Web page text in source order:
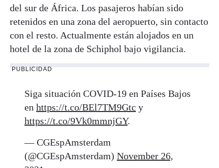
del sur de África. Los pasajeros habían sido
retenidos en una zona del aeropuerto, sin contacto
con el resto. Actualmente están alojados en un
hotel de la zona de Schiphol bajo vigilancia.
PUBLICIDAD
Siga situación COVID-19 en Países Bajos
en https://t.co/BEl7TM9Gtc y
https://t.co/9Vk0mmnjGY.
— CGEspAmsterdam
(@CGEspAmsterdam) November 26,